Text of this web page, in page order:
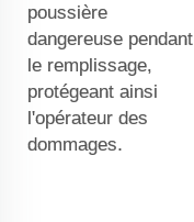
poussière
dangereuse pendant
le remplissage,
protégeant ainsi
l'opérateur des
dommages.